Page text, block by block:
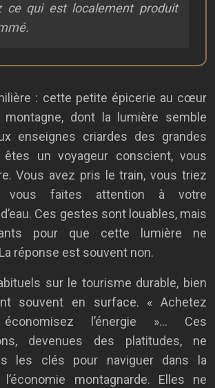
ce qui est localement produit
: cette petite épicerie au cœur
montagne, dont la lumière semble
enseignes criardes des grandes
un voyageur conscient, vous
Vous avez pris le train, vous triez
vous faites attention à votre
Ces gestes sont louables, mais
pour que cette lumière ne
réponse est souvent non.
sur le tourisme durable, bien
souvent en surface. « Achetez
l’énergie »… Ces
devenues des platitudes, ne
les clés pour naviguer dans la
montagnarde. Elles ne